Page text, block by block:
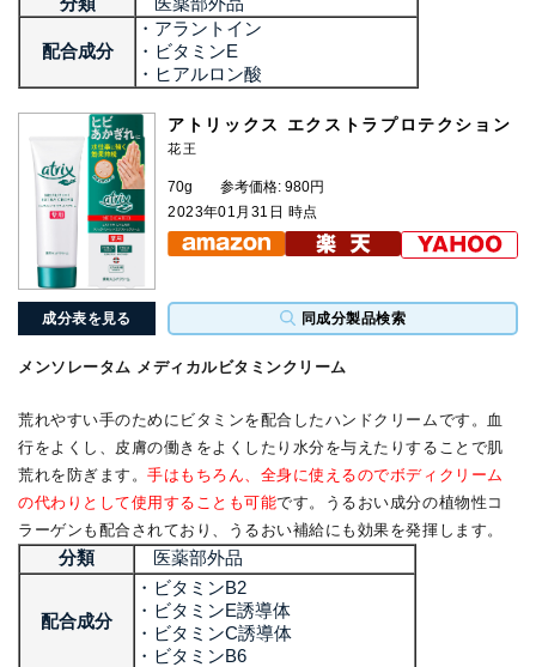
配合成分
・アラントイン
・ビタミンE
・ヒアルロン酸
成分表を見る 同成分製品検索
アトリックス エクストラプロテクション
花王
70g
参考価格: 980円
2023年01月31日 時点
メンソレータム メディカルビタミンクリーム
荒れやすい手のためにビタミンを配合したハンドクリームです。血
行をよくし、皮膚の働きをよくしたり水分を与えたりすることで肌
荒れを防ぎます。手はもちろん、全身に使えるのでボディクリーム
の代わりとして使用することも可能です。うるおい成分の植物性コ
ラーゲンも配合されており、うるおい補給にも効果を発揮します。
分類 医薬部外品
配合成分
・ビタミンB2
・ビタミンE誘導体
・ビタミンC誘導体
・ビタミンB6